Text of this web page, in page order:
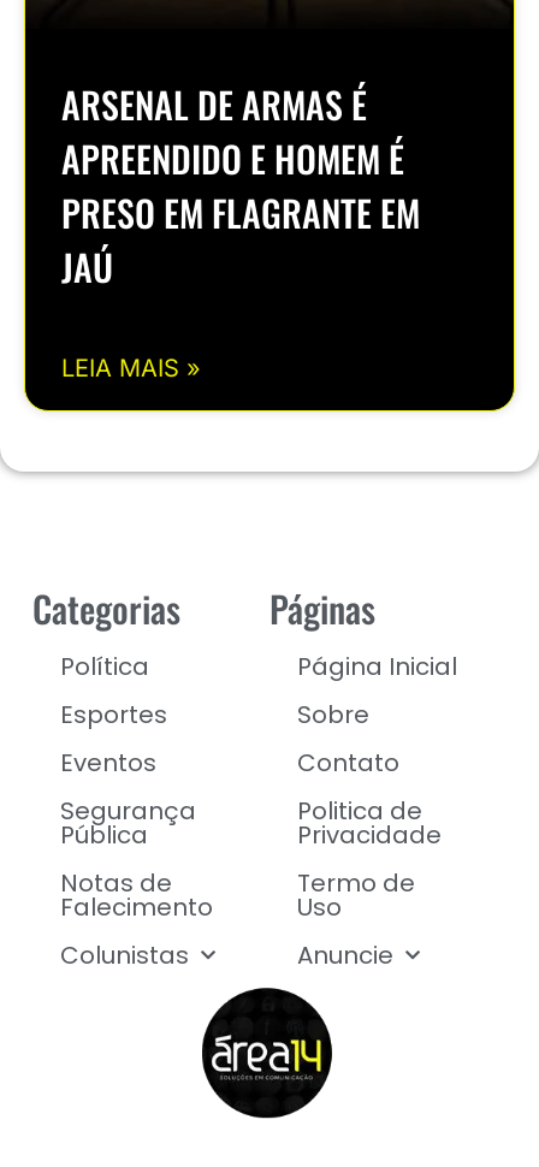
ARSENAL DE ARMAS É
APREENDIDO E HOMEM É
PRESO EM FLAGRANTE EM
JAÚ
LEIA MAIS »
Categorias
Política
Esportes
Eventos
Segurança
Pública
Notas de
Falecimento
Colunistas
Páginas
Página Inicial
Sobre
Contato
Politica de
Privacidade
Termo de
Uso
Anuncie